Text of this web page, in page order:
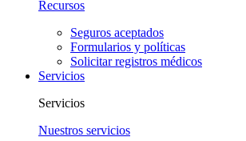
Recursos
Seguros aceptados
Formularios y políticas
Solicitar registros médicos
Servicios
Servicios
Nuestros servicios